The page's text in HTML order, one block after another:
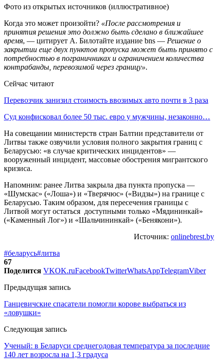
Фото из открытых источников (иллюстративное)
Когда это может произойти? «После рассмотрения и
принятия решения это должно быть сделано в ближайшее
время, — цитирует А. Билотайте издание bns — Решение о
закрытии еще двух пунктов пропуска может быть принято с
потребностью в пограничниках и ограничением количества
контрабанды, перевозимой через границу».
Сейчас читают
Перевозчик занизил стоимость ввозимых авто почти в 3 раза
Суд конфисковал более 50 тыс. евро у мужчины, незаконно…
На совещании министерств стран Балтии представители от
Литвы также озвучили условия полного закрытия границ с
Беларусью: «в случае критических инцидентов» —
вооруженный инцидент, массовые обострения мигрантского
кризиса.
Напомним: ранее Литва закрыла два пункта пропуска —
«Шумскас» («Лоша») и «Тверячюс» («Видзы») на границе с
Беларусью. Таким образом, для пересечения границы с
Литвой могут остаться доступными только «Мядининкай»
(«Каменный Лог») и «Шальчининкай» («Бенякони»).
Источник: onlinebrest.by
#беларусь#литва
67
Поделится VKOK.ruFacebookTwitterWhatsAppTelegramViber
Предыдущая запись
Ганцевичские спасатели помогли корове выбраться из
«ловушки»
Следующая запись
Ученый: в Беларуси среднегодовая температура за последние
140 лет возросла на 1,3 градуса